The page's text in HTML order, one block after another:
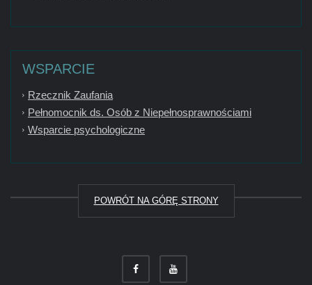
WSPARCIE
Rzecznik Zaufania
Pełnomocnik ds. Osób z Niepełnosprawnościami
Wsparcie psychologiczne
POWRÓT NA GÓRĘ STRONY